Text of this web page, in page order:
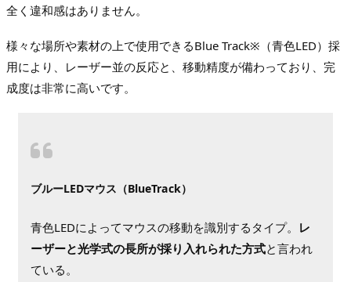
全く違和感はありません。
様々な場所や素材の上で使用できるBlue Track※（青色LED）採
用により、レーザー並の反応と、移動精度が備わっており、完
成度は非常に高いです。
ブルーLEDマウス（BlueTrack）
青色LEDによってマウスの移動を識別するタイプ。 レ
ーザーと光学式の長所が採り入れられた方式と言われ
ている。